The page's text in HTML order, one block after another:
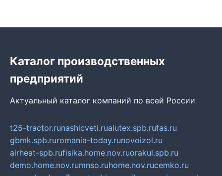
Каталог производственных
предприятий
Актуальный каталог компаний по всей России
t25-tractor.runashicveti.rualutex.spb.rufas.ru
gbmk.spb.ruromania-today.runovoizol.ru
airheat-spb.rufisika.home.nov.ruorakul.spb.ru
demo.home.nov.rumnso.ruhome.nov.rucemko.ru